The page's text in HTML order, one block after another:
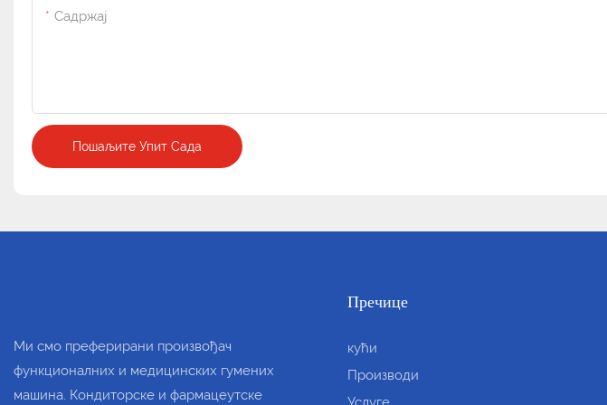
Садржај
Пошаљите Упит Сада
Ми смо преферирани произвођач
функционалних и медицинских гумених
машина. Кондиторске и фармацеутске
Пречице
кући
Производи